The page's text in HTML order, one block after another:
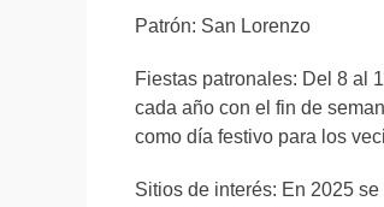
Patrón: San Lorenzo
Fiestas patronales: Del 8 al
cada año con el fin de
como día festivo para los
Sitios de interés: En 2025